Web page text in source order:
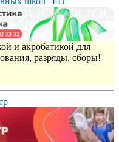
и акробатикой для
разряды, сборы!